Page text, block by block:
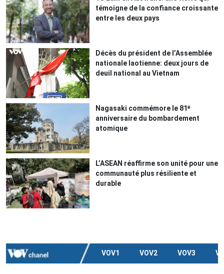
témoigne de la confiance croissante
entre les deux pays
Décès du président de l’Assemblée
nationale laotienne: deux jours de
deuil national au Vietnam
Nagasaki commémore le 81ᵉ
anniversaire du bombardement
atomique
L’ASEAN réaffirme son unité pour une
communauté plus résiliente et
durable
VOV1 VOV2 VOV3